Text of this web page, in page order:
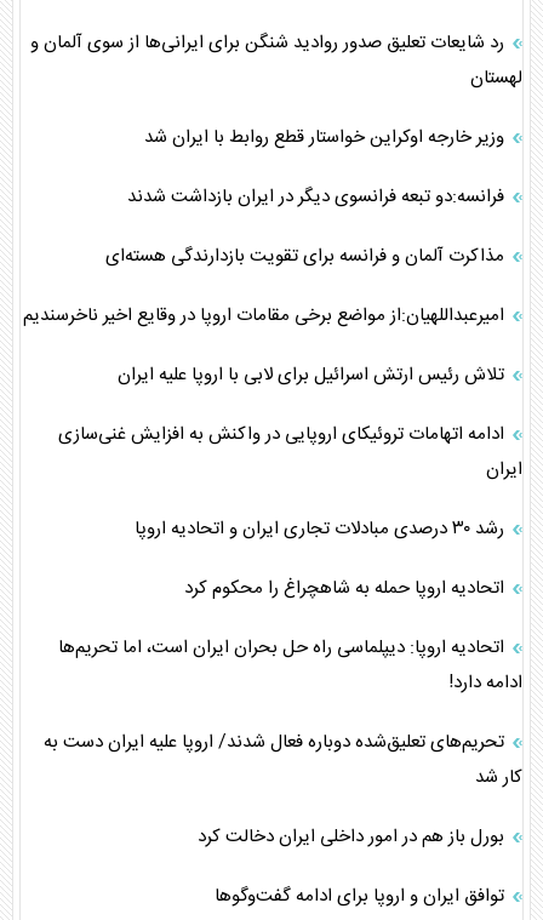
رد شایعات تعلیق صدور روادید شنگن برای ایرانی‌ها از سوی آلمان و
لهستان
وزیر خارجه اوکراین خواستار قطع روابط با ایران شد
فرانسه:دو تبعه فرانسوی دیگر در ایران بازداشت شدند
مذاکرت آلمان و فرانسه برای تقویت بازدارندگی هسته‌ای
امیرعبداللهیان:از مواضع برخی مقامات اروپا در وقایع اخیر ناخرسندیم
تلاش رئیس ارتش اسرائیل برای لابی با اروپا علیه ایران
ادامه اتهامات تروئیکای اروپایی در واکنش به افزایش غنی‌سازی
ایران
رشد ۳۰ درصدی مبادلات تجاری ایران و اتحادیه اروپا
اتحادیه اروپا حمله به شاهچراغ را محکوم کرد
اتحادیه اروپا: دیپلماسی راه حل بحران ایران است، اما تحریم‌ها
ادامه دارد!
تحریم‌های تعلیق‌شده دوباره فعال شدند/ اروپا علیه ایران دست به
کار شد
بورل باز هم در امور داخلی ایران دخالت کرد
توافق ایران و اروپا برای ادامه گفت‌و‌گو‌ها